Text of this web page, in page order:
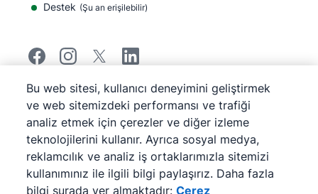
Destek (Şu an erişilebilir)
© 2026Pipedrive
Pipedrive
Hizmet Koşulları
Pipedrive
Gizlilik Bildirimi
Site haritası
Çerez Bildirimi
Çerez Tercihleri
Bu web sitesi, kullanıcı deneyimini geliştirmek
ve web sitemizdeki performansı ve trafiği
analiz etmek için çerezler ve diğer izleme
teknolojilerini kullanır. Ayrıca sosyal medya,
reklamcılık ve analiz iş ortaklarımızla sitemizi
kullanımınız ile ilgili bilgi paylaşırız. Daha fazla
bilgi şurada yer almaktadır: Çerez